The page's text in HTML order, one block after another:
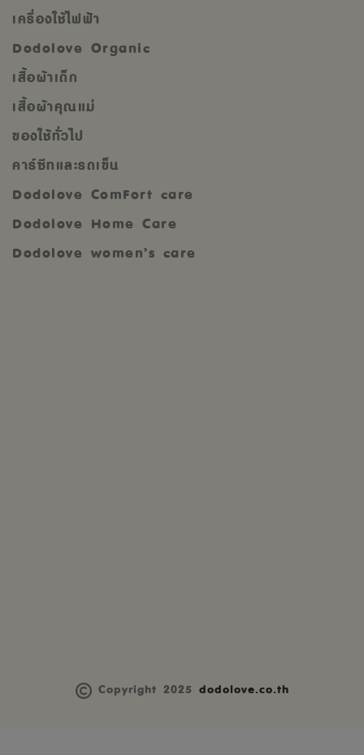
เครื่องใช้ไฟฟ้า
Dodolove Organic
เสื้อผ้าเด็ก
เสื้อผ้าคุณแม่
ของใช้ทั่วไป
คาร์ซีทและรถเข็น
Dodolove ComFort care
Dodolove Home Care
Dodolove women’s care
Copyright 2025 dodolove.co.th